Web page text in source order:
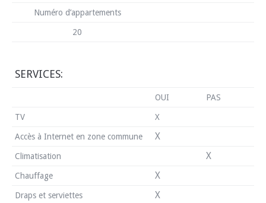
Numéro d’appartements
20
SERVICES:
OUI PAS
TV X
Accès à Internet en zone commune X
Climatisation X
Chauffage X
Draps et serviettes X